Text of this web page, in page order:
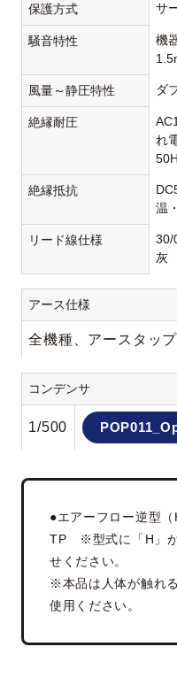
保護方式 サ
騒音特性
機
風量～静圧特性 ダ
絶縁耐圧
れ
絶縁抵抗
温
リード線仕様
30/
灰
アース仕様
全機種、アースタッ
コンデンサ
1/500
●エアーフロー逆型
TP ※型式に「H」が
せください。
※本品は人体が触れ
使用ください。